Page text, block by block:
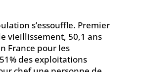
s’essouffle. Premier
vieillissement, 50,1 ans
France pour les
des exploitations